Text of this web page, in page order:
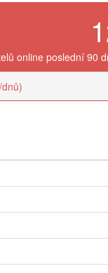
online poslední 90